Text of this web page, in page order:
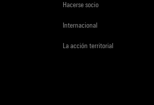
Hacerse socio
Internacional
La acción territorial